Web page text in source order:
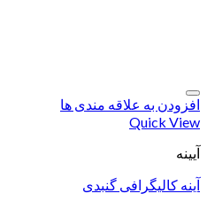
افزودن به علاقه مندی ها
Quick View
آیینه
آینه کالیگرافی گنبدی